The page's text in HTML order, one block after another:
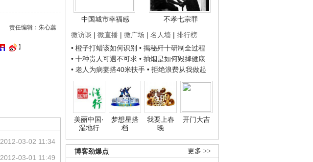
中国城市幸福感
不孝七宗罪
微访谈 | 微直播 | 微广场 | 名人墙 | 排行榜
• 橙子打蜡该如何识别 • 揭秘歼十研制全过程
• 十种贵人可遇不可求 • 抽烟是如何毁掉健康
• 老人为病妻搭40米扶手 • 拒绝浪费从我做起
美丽中国·
湿地行
梦想星搭
档
我要上春
晚
开门大吉
更多 >>
博客劲爆点
责任编辑：朱心蕊
】
2012-03-02 11:34
2012-03-01 11:49